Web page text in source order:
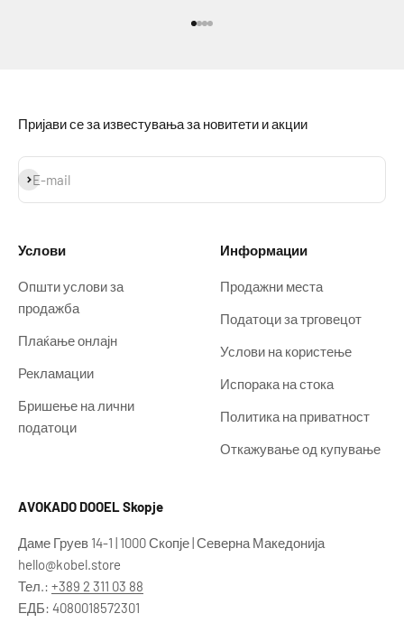
Пријави се за известувања за новитети и акции
E-mail
Prijavi se
Услови
Општи услови за
продажба
Плаќање онлајн
Рекламации
Бришење на лични
податоци
Информации
Продажни места
Податоци за трговецот
Услови на користење
Испорака на стока
Политика на приватност
Откажување од купување
AVOKADO DOOEL Skopje
Даме Груев 14-1 | 1000 Скопје | Северна Македонија
hello@kobel.store
Тел.: +389 2 311 03 88
ЕДБ: 4080018572301